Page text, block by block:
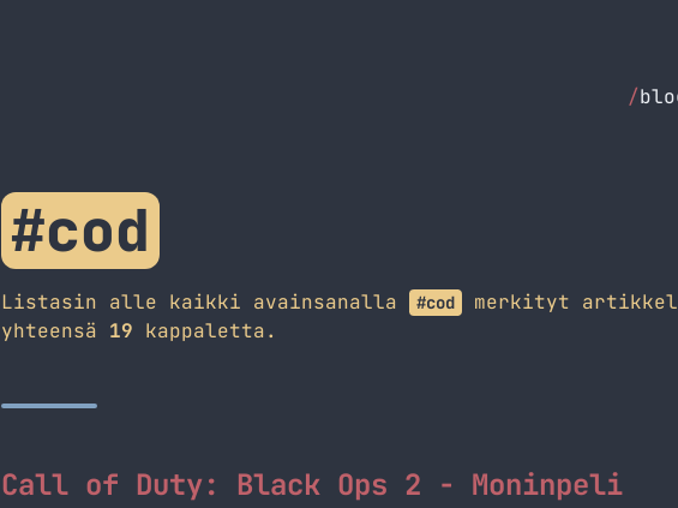
/
#cod
Listasin alle kaikki avainsanalla #cod
merkityt
yhteensä 19 kappaletta.
Call of Duty: Black Ops 2 - Moninpeli